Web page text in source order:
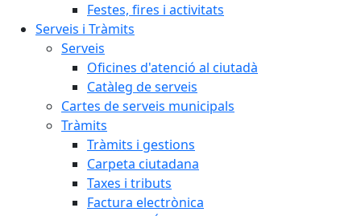
Festes, fires i activitats
Serveis i Tràmits
Serveis
Oficines d'atenció al ciutadà
Catàleg de serveis
Cartes de serveis municipals
Tràmits
Tràmits i gestions
Carpeta ciutadana
Taxes i tributs
Factura electrònica